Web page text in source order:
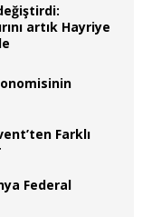
artık Hayriye
Farklı
Federal